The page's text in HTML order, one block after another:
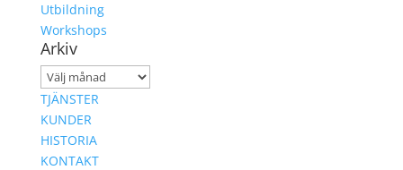
Utbildning
Workshops
Arkiv
Arkiv
TJÄNSTER
KUNDER
HISTORIA
KONTAKT